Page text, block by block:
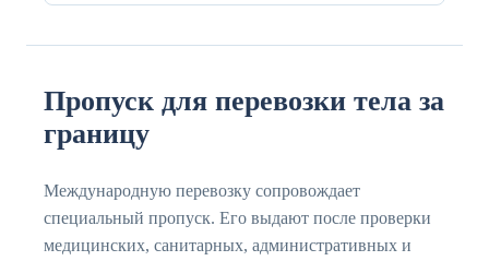
Пропуск для перевозки тела за
границу
Международную перевозку сопровождает
специальный пропуск. Его выдают после проверки
медицинских, санитарных, административных и